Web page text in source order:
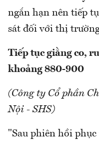
ngắn hạn nên tiếp
sát đối với thị
Tiếp tục giằng co,
khoảng 880-900
(Công ty Cổ phần
Nội - SHS)
"Sau phiên hồi